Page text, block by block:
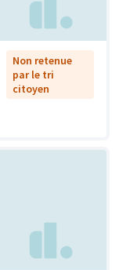
Non retenue
par le tri
citoyen